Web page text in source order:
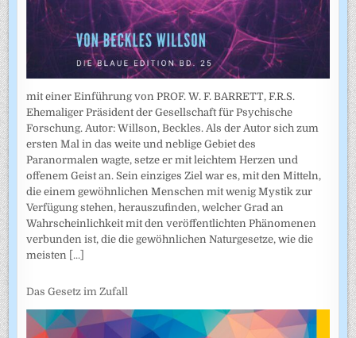
mit einer Einführung von PROF. W. F. BARRETT, F.R.S.
Ehemaliger Präsident der Gesellschaft für Psychische
Forschung. Autor: Willson, Beckles. Als der Autor sich zum
ersten Mal in das weite und neblige Gebiet des
Paranormalen wagte, setze er mit leichtem Herzen und
offenem Geist an. Sein einziges Ziel war es, mit den Mitteln,
die einem gewöhnlichen Menschen mit wenig Mystik zur
Verfügung stehen, herauszufinden, welcher Grad an
Wahrscheinlichkeit mit den veröffentlichten Phänomenen
verbunden ist, die die gewöhnlichen Naturgesetze, wie die
meisten [...]
Das Gesetz im Zufall